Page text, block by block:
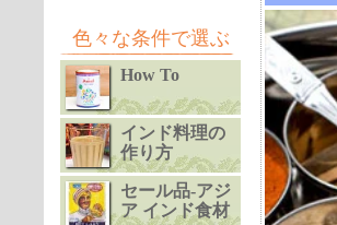
色々な条件で選ぶ
How To
インド料理の
作り方
セール品-アジ
ア インド食材